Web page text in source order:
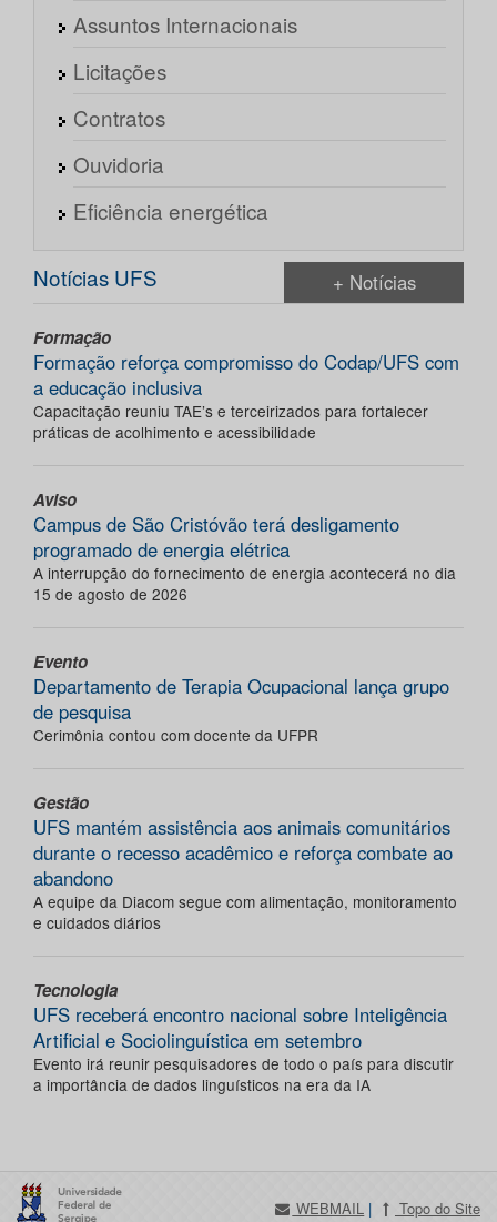
Assuntos Internacionais
Licitações
Contratos
Ouvidoria
Eficiência energética
Notícias UFS + Notícias
Formação
Formação reforça compromisso do Codap/UFS com
a educação inclusiva
Capacitação reuniu TAE’s e terceirizados para fortalecer
práticas de acolhimento e acessibilidade
Aviso
Campus de São Cristóvão terá desligamento
programado de energia elétrica
A interrupção do fornecimento de energia acontecerá no dia
15 de agosto de 2026
Evento
Departamento de Terapia Ocupacional lança grupo
de pesquisa
Cerimônia contou com docente da UFPR
Gestão
UFS mantém assistência aos animais comunitários
durante o recesso acadêmico e reforça combate ao
abandono
A equipe da Diacom segue com alimentação, monitoramento
e cuidados diários
Tecnologia
UFS receberá encontro nacional sobre Inteligência
Artificial e Sociolinguística em setembro
Evento irá reunir pesquisadores de todo o país para discutir
a importância de dados linguísticos na era da IA
WEBMAIL | Topo do Site